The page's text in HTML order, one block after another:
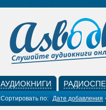
АУДИОКНИГИ
Сортировать по: Дате добавления